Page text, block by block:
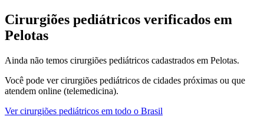
Cirurgiões pediátricos verificados em
Pelotas
Ainda não temos cirurgiões pediátricos cadastrados em Pelotas.
Você pode vercirurgiões pediátricos de cidades próximas ou que
atendem online (telemedicina).
Vercirurgiões pediátricos em todo o Brasil